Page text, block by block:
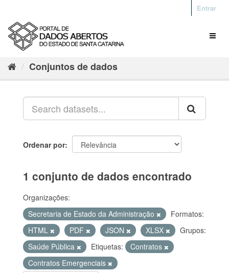
Entrar
Conjuntos de dados
Ordenar por
1 conjunto de dados encontrado
Organizações:
Secretaria de Estado da Administração
Formatos:
HTML
PDF JSON XLSX
Grupos:
Saúde Pública
Etiquetas:
Contratos
Contratos Emergenciais